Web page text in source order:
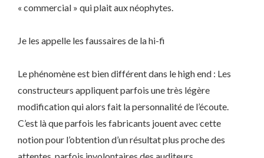
« commercial » qui plait aux néophytes.
Je les appelle les faussaires de la hi-fi
Le phénomène est bien différent dans le high end : Les
constructeurs appliquent parfois une très légère
modification qui alors fait la personnalité de l’écoute.
C’est là que parfois les fabricants jouent avec cette
notion pour l’obtention d’un résultat plus proche des
attentes, parfois involontaires des auditeurs.